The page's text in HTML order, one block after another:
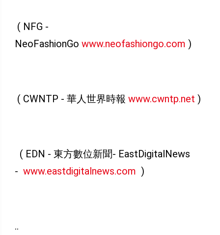
( NFG -
NeoFashionGo www.neofashiongo.com )
( CWNTP - 華人世界時報 www.cwntp.net )
( EDN - 東方數位新聞- EastDigitalNews
- www.eastdigitalnews.com )
..